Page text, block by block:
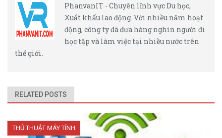
PhanvanIT - Chuyên lĩnh vực Du học,
Xuất khẩu lao động. Với nhiều năm hoạt
động, công ty đã đưa hàng nghìn người đi
học tập và làm việc tại nhiều nước trên
thế giới.
RELATED POSTS
THỦ THUẬT MÁY TÍNH